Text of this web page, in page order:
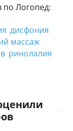
по Логопед:
дисфония
массаж
ринолалия